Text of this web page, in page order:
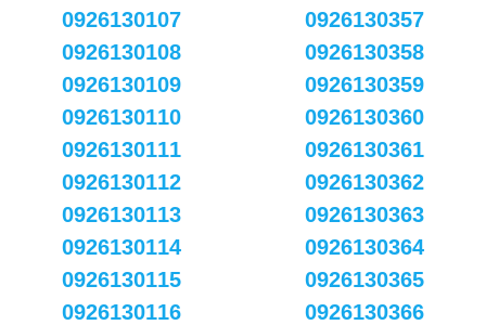
0926130107
0926130108
0926130109
0926130110
0926130111
0926130112
0926130113
0926130114
0926130115
0926130116
0926130357
0926130358
0926130359
0926130360
0926130361
0926130362
0926130363
0926130364
0926130365
0926130366